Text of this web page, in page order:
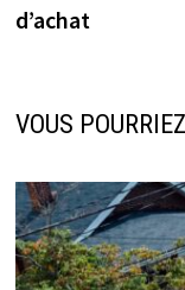
d’achat
VOUS